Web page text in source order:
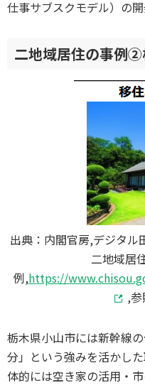
仕事サブスクモデル）の開
二地域居住の事例②
出典：内閣官房,デジタル
二地域居
例,https://
,
栃木県小山市には新幹線
分」という強みを活かし
体的には空き家の活用・